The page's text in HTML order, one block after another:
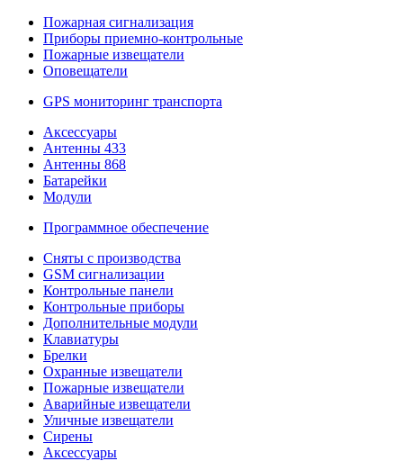
Пожарная сигнализация
Приборы приемно-контрольные
Пожарные извещатели
Оповещатели
GPS мониторинг транспорта
Аксессуары
Антенны 433
Антенны 868
Батарейки
Модули
Программное обеспечение
Сняты с производства
GSM сигнализации
Контрольные панели
Контрольные приборы
Дополнительные модули
Клавиатуры
Брелки
Охранные извещатели
Пожарные извещатели
Аварийные извещатели
Уличные извещатели
Сирены
Аксессуары